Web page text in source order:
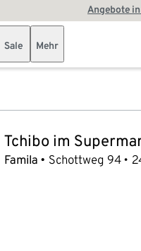
Angebote
Sale Mehr
Tchibo im
Famila Schottweg 94